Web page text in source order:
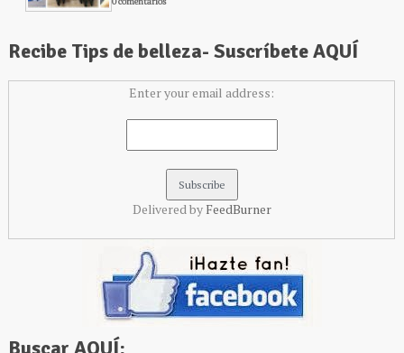
Recibe Tips de belleza- Suscríbete AQUÍ
Enter your email address:
Delivered by FeedBurner